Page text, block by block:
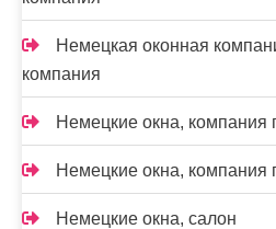
Немецкая оконная
компания
Немецкие окна, компания
Немецкие окна, компания
Немецкие окна, салон